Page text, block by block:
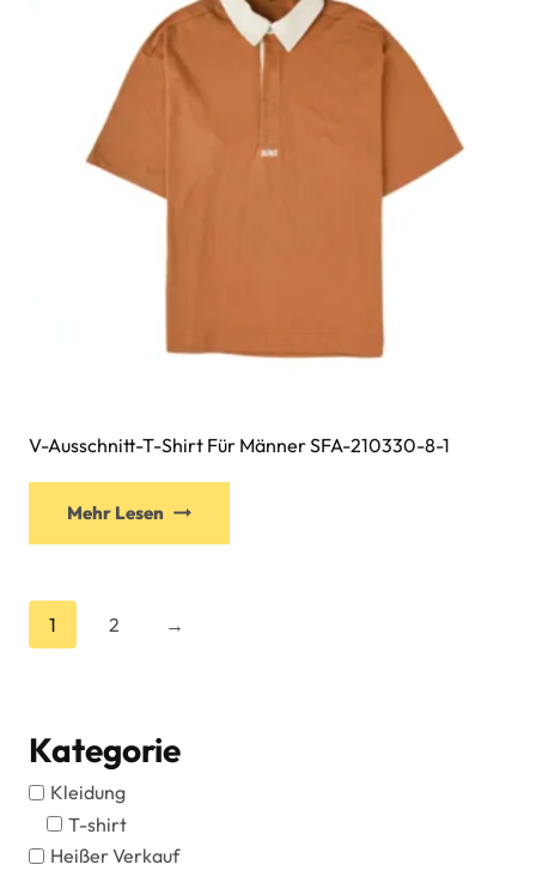
Optionen
können
Produktseite
V-Ausschnitt-T-Shirt Für Männer SFA-210330-8-1
Mehr Lesen
1 2 →
Kategorie
Kleidung
T-shirt
Heißer Verkauf